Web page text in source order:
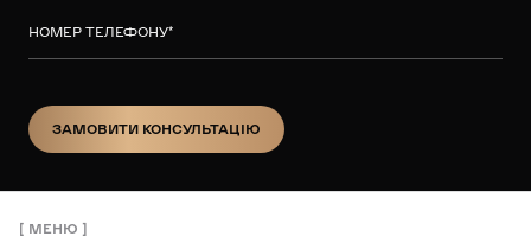
НОМЕР ТЕЛЕФОНУ*
ЗАМОВИТИ КОНСУЛЬТАЦІЮ
МЕНЮ